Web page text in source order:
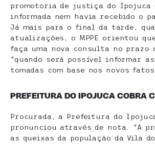
promotoria de justiça do Ipojuca
informada nem havia recebido o
Já mais para o final da tarde,
atualizações, o MPPE orientou
faça uma nova consulta no prazo
“quando será possível informar as
tomadas com base nos novos
PREFEITURA DO IPOJUCA COBRA
Procurada, a Prefeitura do
pronunciou através de nota. “A
as queixas da população da Vila